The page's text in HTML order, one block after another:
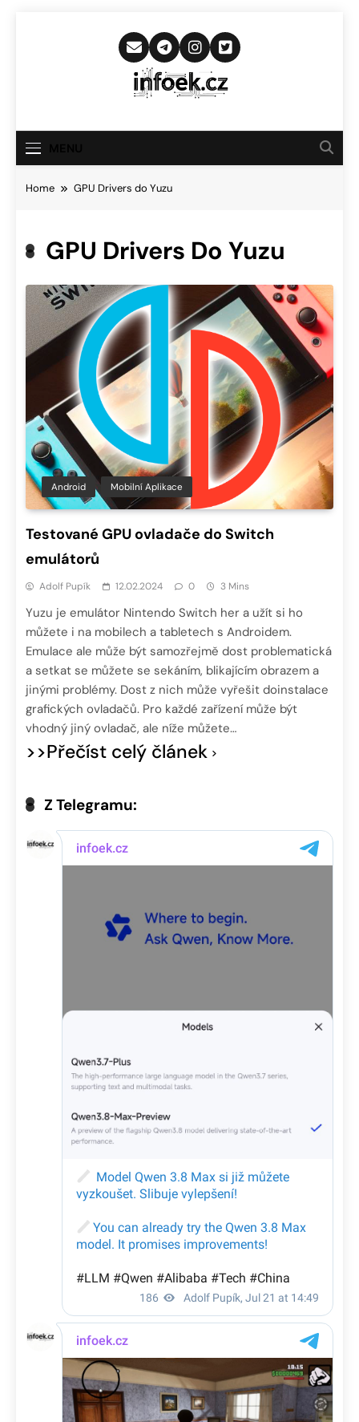
Infoek.cz
Novinkám
Home GPU Drivers do Yuzu
GPU Drivers Do Yuzu
Android Mobilní Aplikace
Testované GPU ovladače do Switch
emulátorů
Adolf Pupík 12.02.2024 0 3 Mins
Yuzu je emulátor Nintendo Switch her a užít si ho
můžete i na mobilech a tabletech s Androidem.
Emulace ale může být samozřejmě dost problematická
a setkat se můžete se sekáním, blikajícím obrazem a
jinými problémy. Dost z nich může vyřešit doinstalace
grafických ovladačů. Pro každé zařízení může být
vhodný jiný ovladač, ale níže můžete…
>>Přečíst celý článek
Z Telegramu: